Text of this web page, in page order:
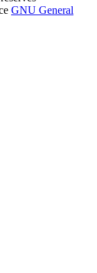
GNU General